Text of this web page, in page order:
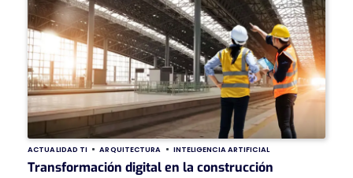
ACTUALIDAD TI ARQUITECTURA INTELIGENCIA ARTIFICIAL
Transformación digital en la construcción